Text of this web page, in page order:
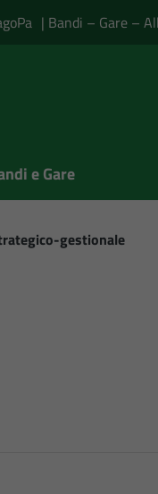
| Bandi – Gare –
e Gare
gestionale